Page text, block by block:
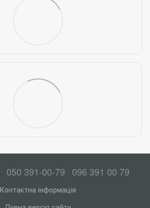
050 391-00-79 096 391 00 79
Контактна інформація